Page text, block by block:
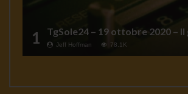
1 Jeff Hoffman 78.1K